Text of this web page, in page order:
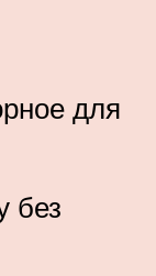
для
без